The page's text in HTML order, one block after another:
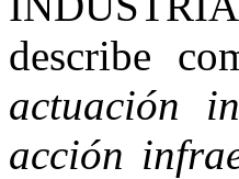
describe
actuación
acción